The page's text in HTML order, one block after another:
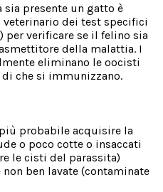
sia presente un gatto è
dei test specifici
per verificare se il felino sia
della malattia. I
eliminano le oocisti
che si immunizzano.
probabile acquisire la
o poco cotte o insaccati
le cisti del parassita)
ben lavate (contaminate